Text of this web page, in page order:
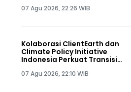
07 Agu 2026, 22:26 WIB
Kolaborasi ClientEarth dan
Climate Policy Initiative
Indonesia Perkuat Transisi
Air
07 Agu 2026, 22:10 WIB